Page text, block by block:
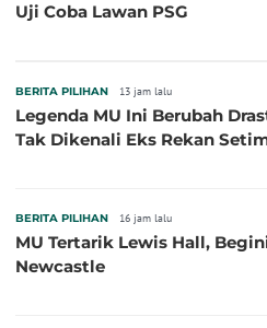
Uji Coba Lawan PSG
BERITA PILIHAN 13 jam lalu
Legenda MU Ini Berubah
Tak Dikenali Eks Rekan
BERITA PILIHAN 16 jam lalu
MU Tertarik Lewis Hall,
Newcastle